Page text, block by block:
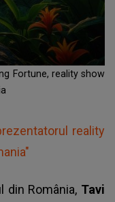
Fortune, reality show
reality
din România, Tavi